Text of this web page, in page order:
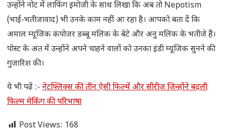
उन्होंने नोट में लाफिंग इमोजी के साथ लिखा कि अब तो Nepotism
(भाई-भतीजावाद) भी उनके काम नहीं आ रहा है। आपको बता दें कि
अमाल म्यूजिक कंपोजर डब्बू मलिक के बेटे और अनु मलिक के भतीजे हैं।
पोस्ट के अंत में उन्होंने अपने चाहने वालों को उनका इंडी म्यूजिक सुनने की
गुजारिश की।
ये भी पढ़ें :- नेटफ्लिक्स की तीन ऐसी फिल्में और सीरीज जिन्होंने बदली
फिल्म मेकिंग की परिभाषा
Post Views: 168